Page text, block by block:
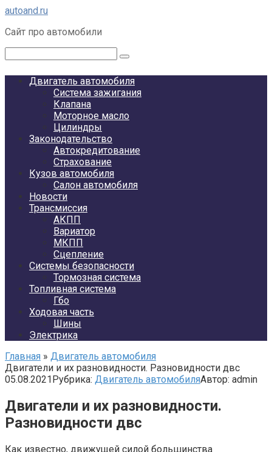
Перейти
контенту
autoand.ru
Сайт про автомобили
Двигатель автомобиля
Система зажигания
Клапана
Моторное масло
Цилиндры
Законодательство
Автокредитование
Страхование
Кузов автомобиля
Салон автомобиля
Новости
Трансмиссия
АКПП
Вариатор
МКПП
Сцепление
Системы безопасности
Тормозная система
Топливная система
Гбо
Ходовая часть
Шины
Электрика
Главная » Двигатель автомобиля
Двигатели и их разновидности. Разновидности двс
05.08.2021Рубрика: Двигатель автомобиляАвтор: admin
Двигатели и их разновидности.
Разновидности двс
Как известно, движущей силой большинства